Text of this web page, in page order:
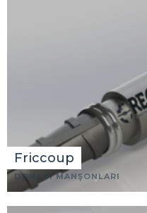
Friccoup
DONATI MANŞONLARI